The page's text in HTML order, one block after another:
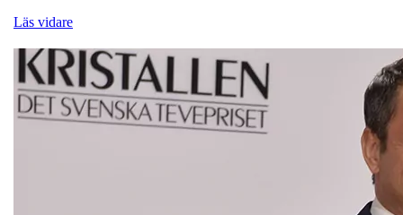
Läs vidare